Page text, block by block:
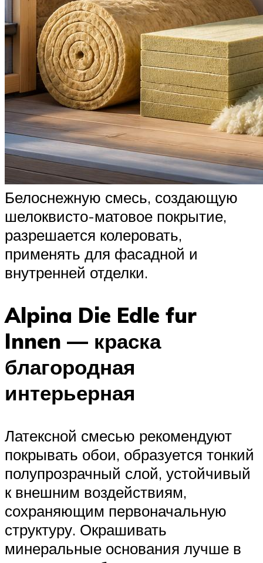
Белоснежную смесь, создающую
шелоквисто-матовое покрытие,
разрешается колеровать,
применять для фасадной и
внутренней отделки.
Alpina Die Edle fur
Innen — краска
благородная
интерьерная
Латексной смесью рекомендуют
покрывать обои, образуется тонкий
полупрозрачный слой, устойчивый
к внешним воздействиям,
сохраняющим первоначальную
структуру. Окрашивать
минеральные основания лучше в